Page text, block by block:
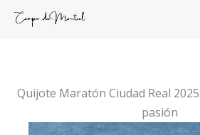
Quijote Maratón Ciudad Real
pasión